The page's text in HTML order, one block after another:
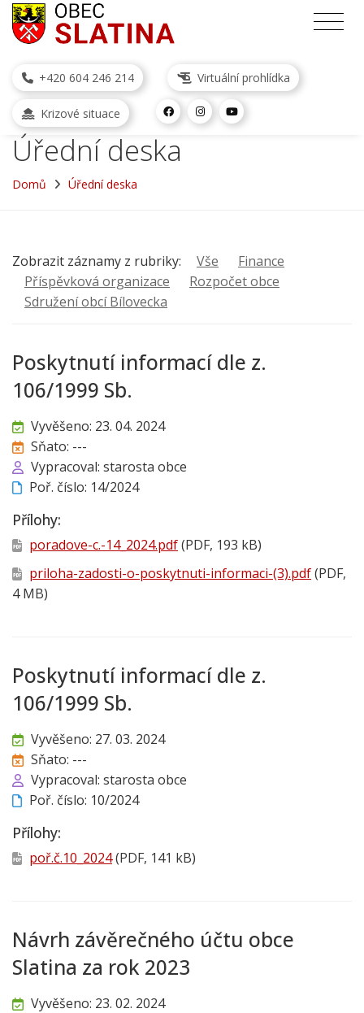
+420 604 246 214 Virtuální prohlídka
Krizové situace
Úřední deska
Domů Úřední deska
Zobrazit záznamy z rubriky: Vše
Finance
Příspěvková organizace
Rozpočet obce
Sdružení obcí Bílovecka
Poskytnutí informací dle z.
106/1999 Sb.
Vyvěšeno: 23. 04. 2024
Sňato: ---
Vypracoval: starosta obce
Poř. číslo: 14/2024
Přílohy:
poradove-c.-14_2024.pdf(PDF, 193 kB)
priloha-zadosti-o-poskytnuti-informaci-(3).pdf(PDF,
4 MB)
Poskytnutí informací dle z.
106/1999 Sb.
Vyvěšeno: 27. 03. 2024
Sňato: ---
Vypracoval: starosta obce
Poř. číslo: 10/2024
Přílohy:
poř.č.10_2024(PDF, 141 kB)
Návrh závěrečného účtu obce
Slatina za rok 2023
Vyvěšeno: 23. 02. 2024